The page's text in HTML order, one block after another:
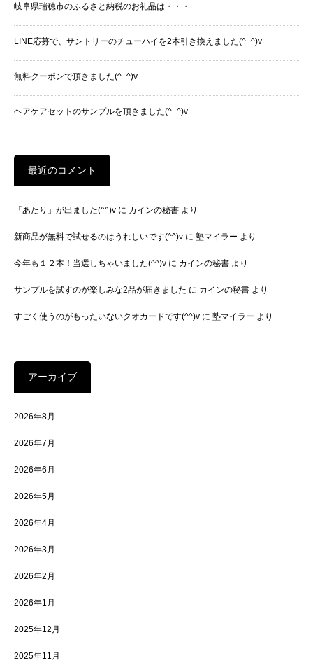
岐阜県瑞穂市のふるさと納税のお礼品は・・・
LINE応募で、サントリーのチューハイを2本引き換えました(^_^)v
無料クーポンで頂きました(^_^)v
ヘアケアセットのサンプルを頂きました(^_^)v
最近のコメント
「あたり」が出ました(^^)v に カインの秘書 より
新商品が無料で試せるのはうれしいです(^^)v に 塾マイラー より
今年も１２本！当選しちゃいました(^^)v に カインの秘書 より
サンプルを試すのが楽しみな2品が届きました に カインの秘書 より
すごく使うのがもったいないクオカードです(^^)v に 塾マイラー より
アーカイブ
2026年8月
2026年7月
2026年6月
2026年5月
2026年4月
2026年3月
2026年2月
2026年1月
2025年12月
2025年11月